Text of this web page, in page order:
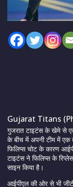
Gujarat Titans
गुजरात टाइटंस के खेमे से
के बीच में अपनी टीम में
फिलिप्स चोट के कारण
टाइटंस ने फिलिप्स के
साइन किया है।
आईपीएल की ओर से भी